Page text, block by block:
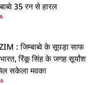
35 रन से हारल
: जिम्बाब्वे के सूपड़ा साफ
रिंकू सिंह के जगह सूर्यांश
सकेला मवका